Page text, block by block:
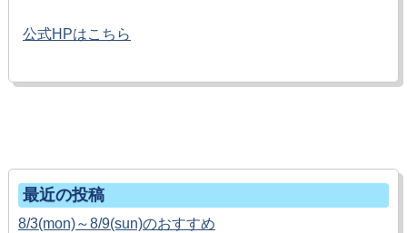
公式HPはこちら
最近の投稿
8/3(mon)～8/9(sun)のおすすめ